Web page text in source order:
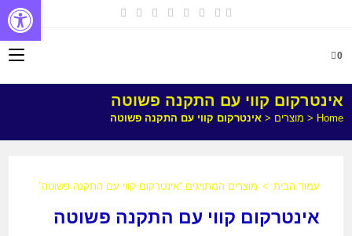
0
אינטרקום קווי עם התקנה פשוטה
Home
< מוצרים <אינטרקום קווי עם התקנה פשוטה
עמוד הבית > מוצרים המתויגים “אינטרקום קווי עם התקנה פשוטה”
אינטרקום קווי עם התקנה פשוטה